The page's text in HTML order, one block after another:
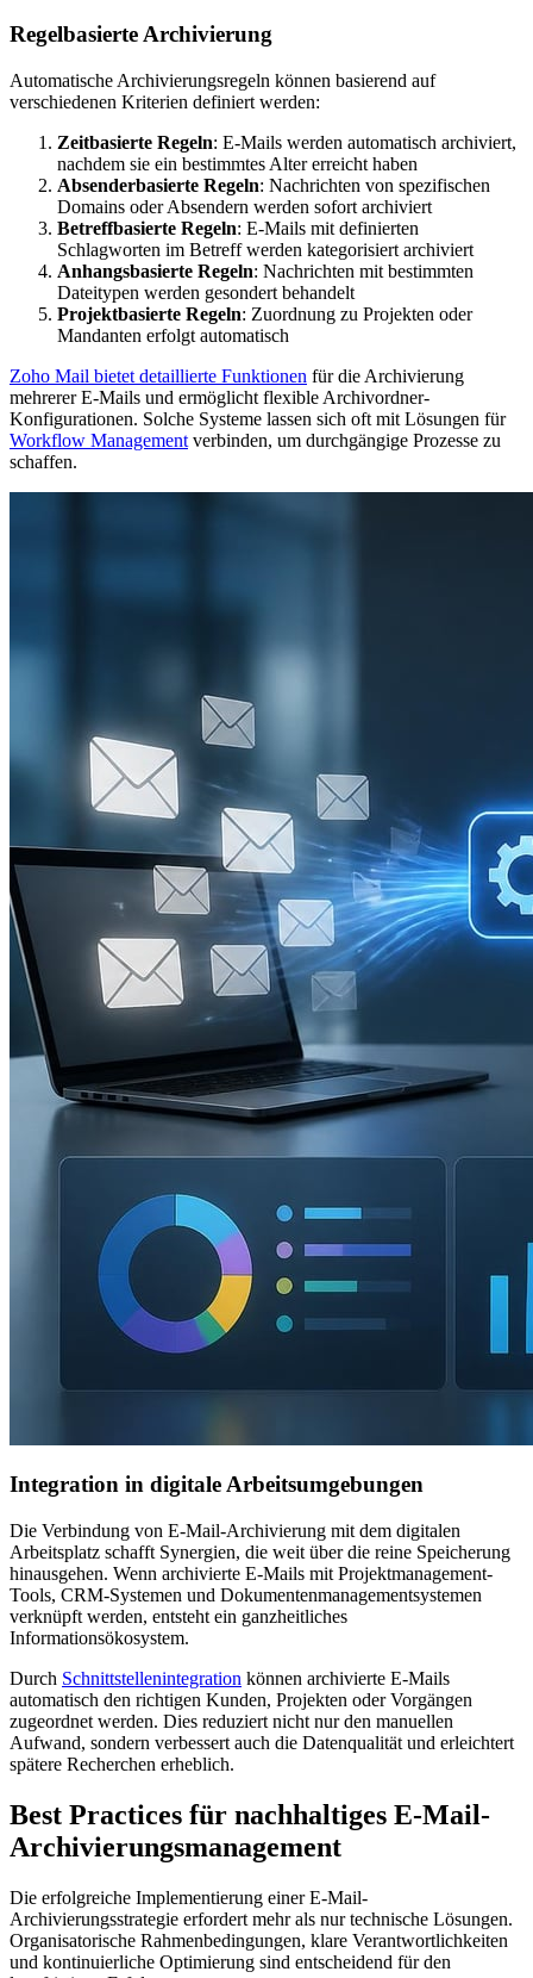
Regelbasierte Archivierung
Automatische Archivierungsregeln können basierend auf
verschiedenen Kriterien definiert werden:
Zeitbasierte Regeln: E-Mails werden automatisch archiviert,
nachdem sie ein bestimmtes Alter erreicht haben
Absenderbasierte Regeln: Nachrichten von spezifischen
Domains oder Absendern werden sofort archiviert
Betreffbasierte Regeln: E-Mails mit definierten
Schlagworten im Betreff werden kategorisiert archiviert
Anhangsbasierte Regeln: Nachrichten mit bestimmten
Dateitypen werden gesondert behandelt
Projektbasierte Regeln: Zuordnung zu Projekten oder
Mandanten erfolgt automatisch
Zoho Mail bietet detaillierte Funktionen für die Archivierung
mehrerer E-Mails und ermöglicht flexible Archivordner-
Konfigurationen. Solche Systeme lassen sich oft mit Lösungen für
Workflow Management verbinden, um durchgängige Prozesse zu
schaffen.
Integration in digitale Arbeitsumgebungen
Die Verbindung von E-Mail-Archivierung mit dem digitalen
Arbeitsplatz schafft Synergien, die weit über die reine Speicherung
hinausgehen. Wenn archivierte E-Mails mit Projektmanagement-
Tools, CRM-Systemen und Dokumentenmanagementsystemen
verknüpft werden, entsteht ein ganzheitliches
Informationsökosystem.
Durch Schnittstellenintegration können archivierte E-Mails
automatisch den richtigen Kunden, Projekten oder Vorgängen
zugeordnet werden. Dies reduziert nicht nur den manuellen
Aufwand, sondern verbessert auch die Datenqualität und erleichtert
spätere Recherchen erheblich.
Best Practices für nachhaltiges E-Mail-
Archivierungsmanagement
Die erfolgreiche Implementierung einer E-Mail-
Archivierungsstrategie erfordert mehr als nur technische Lösungen.
Organisatorische Rahmenbedingungen, klare Verantwortlichkeiten
und kontinuierliche Optimierung sind entscheidend für den